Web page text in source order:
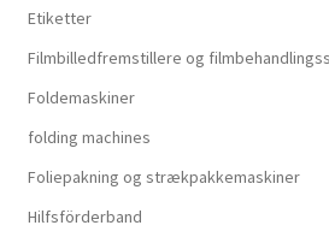
Etiketter
Filmbilledfremstillere og
Foldemaskiner
folding machines
Foliepakning og strækpakkemaskiner
Hilfsförderband